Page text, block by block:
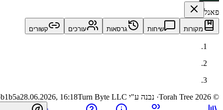
פאנל
מקורות שיחות גרסאות עורכים קשורים
©
2026 · נבנה ע"י Turn Byte LLC
28.06.2026, 16:18